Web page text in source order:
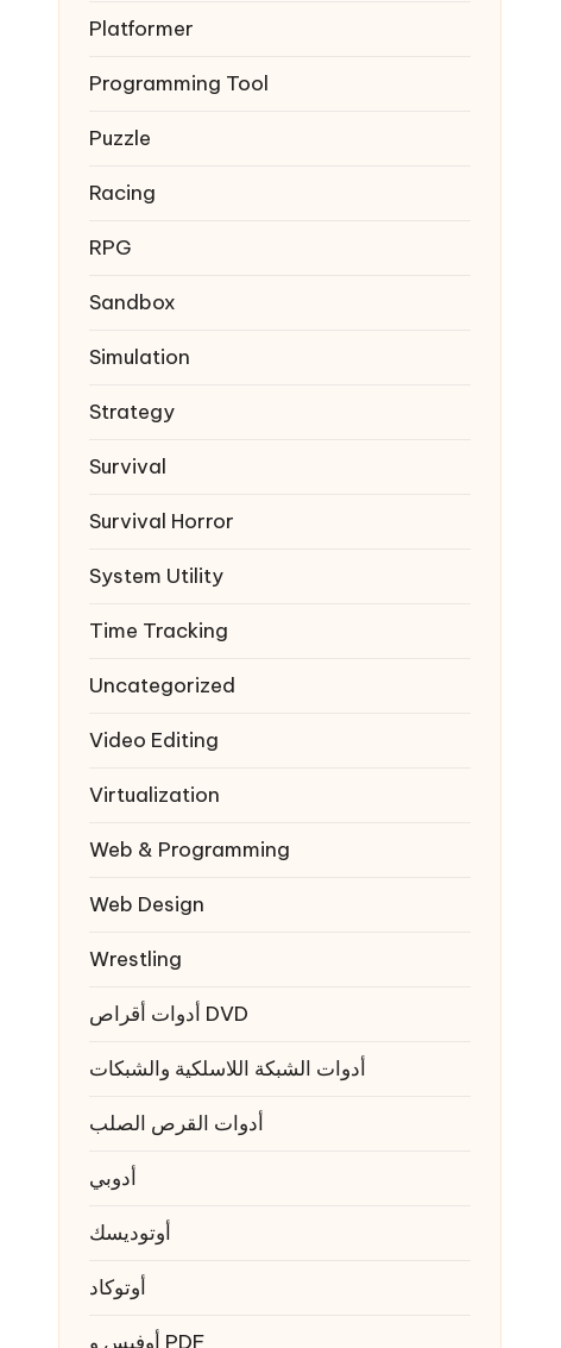
Platformer
Programming Tool
Puzzle
Racing
RPG
Sandbox
Simulation
Strategy
Survival
Survival Horror
System Utility
Time Tracking
Uncategorized
Video Editing
Virtualization
Web & Programming
Web Design
Wrestling
أدوات أقراص DVD
أدوات الشبكة اللاسلكية والشبكات
أدوات القرص الصلب
أدوبي
أوتوديسك
أوتوكاد
أوفيس و PDF